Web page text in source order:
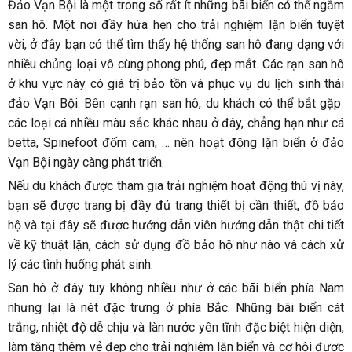
Đảo Vạn Bội là một trong số rất ít những bãi biển có thể ngắm
san hô. Một nơi đầy hứa hẹn cho trải nghiệm lặn biển tuyệt
vời, ở đây bạn có thể tìm thấy hệ thống san hô đang dạng với
nhiều chủng loại vô cùng phong phú, đẹp mắt. Các rạn san hô
ở khu vực này có giá trị bảo tồn và phục vụ du lịch sinh thái
đảo Vạn Bội. Bên cạnh rạn san hô, du khách có thể bắt gặp
các loại cá nhiều màu sắc khác nhau ở đây, chẳng hạn như cá
betta, Spinefoot đốm cam, … nên hoạt động lặn biển ở đảo
Vạn Bội ngày càng phát triển.
Nếu du khách được tham gia trải nghiệm hoạt động thú vị này,
bạn sẽ được trang bị đầy đủ trang thiết bị cần thiết, đồ bảo
hộ và tại đây sẽ được hướng dẫn viên hướng dẫn thật chi tiết
về kỹ thuật lặn, cách sử dụng đồ bảo hộ như nào và cách xử
lý các tình huống phát sinh.
San hô ở đây tuy không nhiều như ở các bãi biển phía Nam
nhưng lại là nét đặc trưng ở phía Bắc. Những bãi biển cát
trắng, nhiệt độ dễ chịu và làn nước yên tĩnh đặc biệt hiện diện,
làm tăng thêm vẻ đẹp cho trải nghiệm lặn biển và cơ hội được